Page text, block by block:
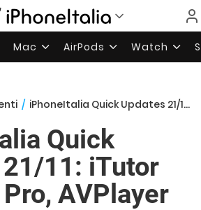
Mac AirPods Watch
/ iPhoneItalia Quick Updates 21/11: iTutor Pro, IM+ Pro, AVPlayer
Quick
11: iTutor
AVPlayer